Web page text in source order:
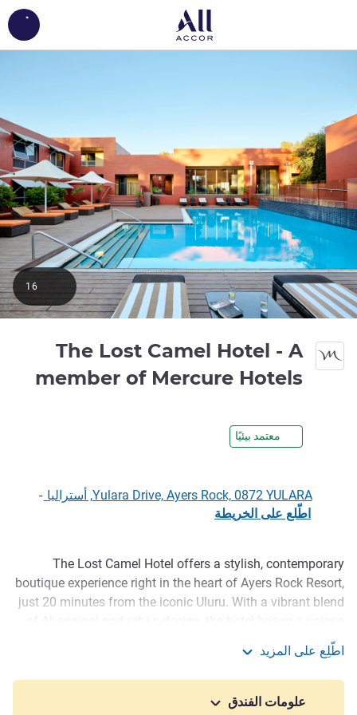
The Lost Camel Hotel - A
member of Mercure Hotels
معتمد بيئيًا
16
Yulara Drive, Ayers Rock, 0872 YULARA, أستراليا
-
اطّلع على الخريطة
الوصف
The Lost Camel Hotel offers a stylish, contemporary
boutique experience right in the heart of Ayers Rock Resort,
just 20 minutes from the iconic Uluru. With a vibrant blend
edgy vibe to the Resort's accommodations. The rooms are
compact yet cozy, featuring bright colors and crisp whites.
Standard Rooms come with either a queen bed or a king
zipper that can be split into two singles. All rooms feature
اطّلِع على المزيد
علومات الفندق